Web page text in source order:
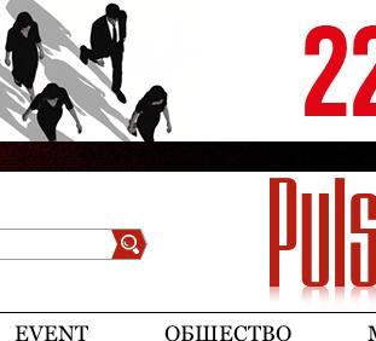
Jump to navigation
EVENT ОБЩЕСТВО